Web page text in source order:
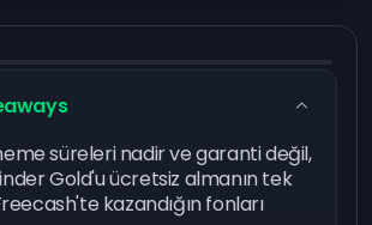
süreleri nadir ve garanti değil,
Gold'u ücretsiz almanın tek
kazandığın fonları